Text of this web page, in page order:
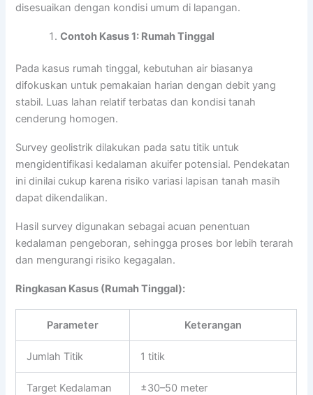
disesuaikan dengan kondisi umum di lapangan.
Contoh Kasus 1: Rumah Tinggal
Pada kasus rumah tinggal, kebutuhan air biasanya
difokuskan untuk pemakaian harian dengan debit yang
stabil. Luas lahan relatif terbatas dan kondisi tanah
cenderung homogen.
Survey geolistrik dilakukan pada satu titik untuk
mengidentifikasi kedalaman akuifer potensial. Pendekatan
ini dinilai cukup karena risiko variasi lapisan tanah masih
dapat dikendalikan.
Hasil survey digunakan sebagai acuan penentuan
kedalaman pengeboran, sehingga proses bor lebih terarah
dan mengurangi risiko kegagalan.
Ringkasan Kasus (Rumah Tinggal):
Parameter Keterangan
Jumlah Titik 1 titik
Target Kedalaman ±30–50 meter